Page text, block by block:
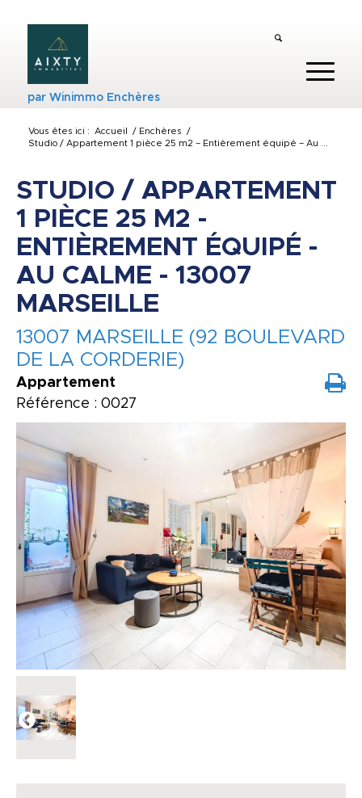
parWinimmo Enchères
Vous êtes ici : Accueil / Enchères
/
Studio / Appartement 1 pièce 25 m2 – Entièrement équipé – Au ...
STUDIO / APPARTEMENT
1 PIÈCE 25 M2 -
ENTIÈREMENT ÉQUIPÉ -
AU CALME - 13007
MARSEILLE
13007 MARSEILLE (92 BOULEVARD
DE LA CORDERIE)
Appartement
Référence : 0027